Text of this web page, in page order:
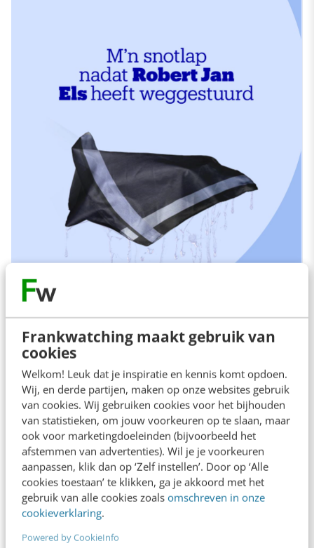
Frankwatching maakt gebruik van
cookies
Welkom! Leuk dat je inspiratie en kennis komt opdoen.
Wij, en derde partijen, maken op onze websites gebruik
van cookies. Wij gebruiken cookies voor het bijhouden
van statistieken, om jouw voorkeuren op te slaan, maar
ook voor marketingdoeleinden (bijvoorbeeld het
afstemmen van advertenties). Wil je je voorkeuren
aanpassen, klik dan op ‘Zelf instellen’. Door op ‘Alle
cookies toestaan’ te klikken, ga je akkoord met het
gebruik van alle cookies zoals omschreven in onze
cookieverklaring.
Powered by CookieInfo
Een publieksfavoriet is ze trouwens nog
steeds, want haar eigenInstagram-accounthad
na een week al meer dan 100.000 volgers. Ook
zo dol op Els? Check dan ook evendeze ode
aan Els van de podcast Reality Check. Sowieso
een heerlijke podcast om te luisteren als je het
programma kijkt. Ook zij weten met de
succesvolle memes op hun